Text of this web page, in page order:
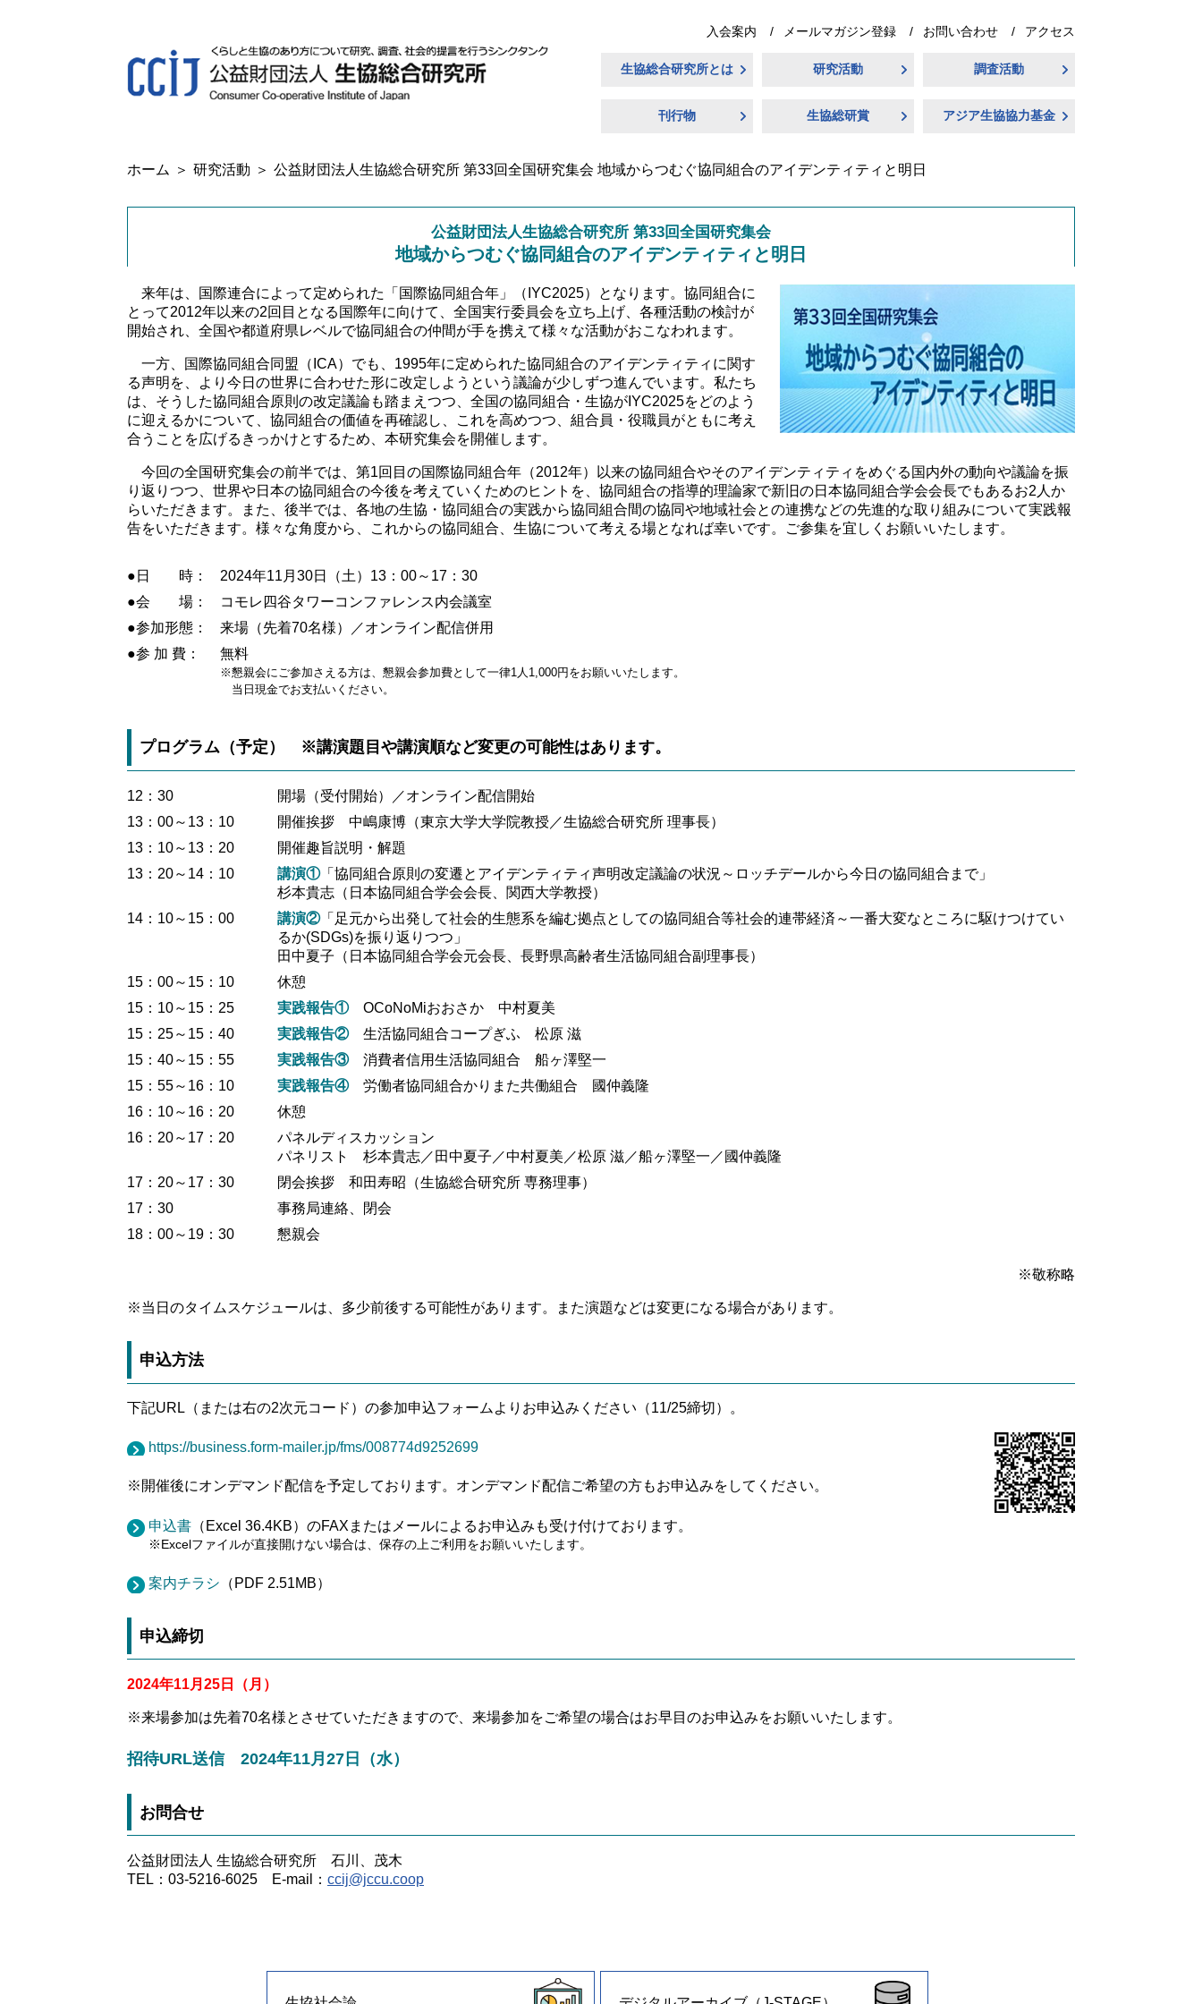
入会案内 メールマガジン登録 お問い合わせ アクセス
生協総合研究所とは 研究活動 調査活動
刊行物 生協総研賞 アジア生協協力基金
ホーム 研究活動 公益財団法人生協総合研究所 第33回全国研究集会 地域からつむぐ協同組合のアイデンティティと明日
公益財団法人生協総合研究所 第33回全国研究集会
地域からつむぐ協同組合のアイデンティティと明日
来年は、国際連合によって定められた「国際協同組合年」（IYC2025）となります。協同組合に
とって2012年以来の2回目となる国際年に向けて、全国実行委員会を立ち上げ、各種活動の検討が
開始され、全国や都道府県レベルで協同組合の仲間が手を携えて様々な活動がおこなわれます。
一方、国際協同組合同盟（ICA）でも、1995年に定められた協同組合のアイデンティティに関す
る声明を、より今日の世界に合わせた形に改定しようという議論が少しずつ進んでいます。私たち
は、そうした協同組合原則の改定議論も踏まえつつ、全国の協同組合・生協がIYC2025をどのよう
に迎えるかについて、協同組合の価値を再確認し、これを高めつつ、組合員・役職員がともに考え
合うことを広げるきっかけとするため、本研究集会を開催します。
今回の全国研究集会の前半では、第1回目の国際協同組合年（2012年）以来の協同組合やそのアイデンティティをめぐる国内外の動向や議論を振
り返りつつ、世界や日本の協同組合の今後を考えていくためのヒントを、協同組合の指導的理論家で新旧の日本協同組合学会会長でもあるお2人か
らいただきます。また、後半では、各地の生協・協同組合の実践から協同組合間の協同や地域社会との連携などの先進的な取り組みについて実践報
告をいただきます。様々な角度から、これからの協同組合、生協について考える場となれば幸いです。ご参集を宜しくお願いいたします。
●日 時：
2024年11月30日（土）13：00～17：30
●会 場：
コモレ四谷タワーコンファレンス内会議室
●参加形態：
来場（先着70名様）／オンライン配信併用
●参 加 費：
無料
※懇親会にご参加さえる方は、懇親会参加費として一律1人1,000円をお願いいたします。
当日現金でお支払いください。
プログラム（予定） ※講演題目や講演順など変更の可能性はあります。
12：30
開場（受付開始）／オンライン配信開始
13：00～13：10
開催挨拶 中嶋康博（東京大学大学院教授／生協総合研究所 理事長）
13：10～13：20
開催趣旨説明・解題
13：20～14：10
講演①「協同組合原則の変遷とアイデンティティ声明改定議論の状況～ロッチデールから今日の協同組合まで」
杉本貴志（日本協同組合学会会長、関西大学教授）
14：10～15：00
講演②「足元から出発して社会的生態系を編む拠点としての協同組合等社会的連帯経済～一番大変なところに駆けつけてい
るか(SDGs)を振り返りつつ」
田中夏子（日本協同組合学会元会長、長野県高齢者生活協同組合副理事長）
15：00～15：10
休憩
15：10～15：25
実践報告① OCoNoMiおおさか 中村夏美
15：25～15：40
実践報告② 生活協同組合コープぎふ 松原 滋
15：40～15：55
実践報告③ 消費者信用生活協同組合 船ヶ澤堅一
15：55～16：10
実践報告④ 労働者協同組合かりまた共働組合 國仲義隆
16：10～16：20
休憩
16：20～17：20
パネルディスカッション
パネリスト 杉本貴志／田中夏子／中村夏美／松原 滋／船ヶ澤堅一／國仲義隆
17：20～17：30
閉会挨拶 和田寿昭（生協総合研究所 専務理事）
17：30
事務局連絡、閉会
18：00～19：30
懇親会
※敬称略
※当日のタイムスケジュールは、多少前後する可能性があります。また演題などは変更になる場合があります。
申込方法
下記URL（または右の2次元コード）の参加申込フォームよりお申込みください（11/25締切）。
https://business.form-mailer.jp/fms/008774d9252699
※開催後にオンデマンド配信を予定しております。オンデマンド配信ご希望の方もお申込みをしてください。
申込書 （Excel 36.4KB）のFAXまたはメールによるお申込みも受け付けております。
※Excelファイルが直接開けない場合は、保存の上ご利用をお願いいたします。
案内チラシ （PDF 2.51MB）
申込締切
2024年11月25日（月）
※来場参加は先着70名様とさせていただきますので、来場参加をご希望の場合はお早目のお申込みをお願いいたします。
招待URL送信 2024年11月27日（水）
お問合せ
公益財団法人 生協総合研究所 石川、茂木
TEL：03-5216-6025 E-mail： ccij@jccu.coop